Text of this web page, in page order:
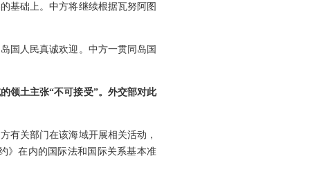
基础上。中方将继续根据瓦努阿图
国人民真诚欢迎。中方一贯同岛国
领土主张“不可接受”。外交部对此
有关部门在该海域开展相关活动，
》在内的国际法和国际关系基本准